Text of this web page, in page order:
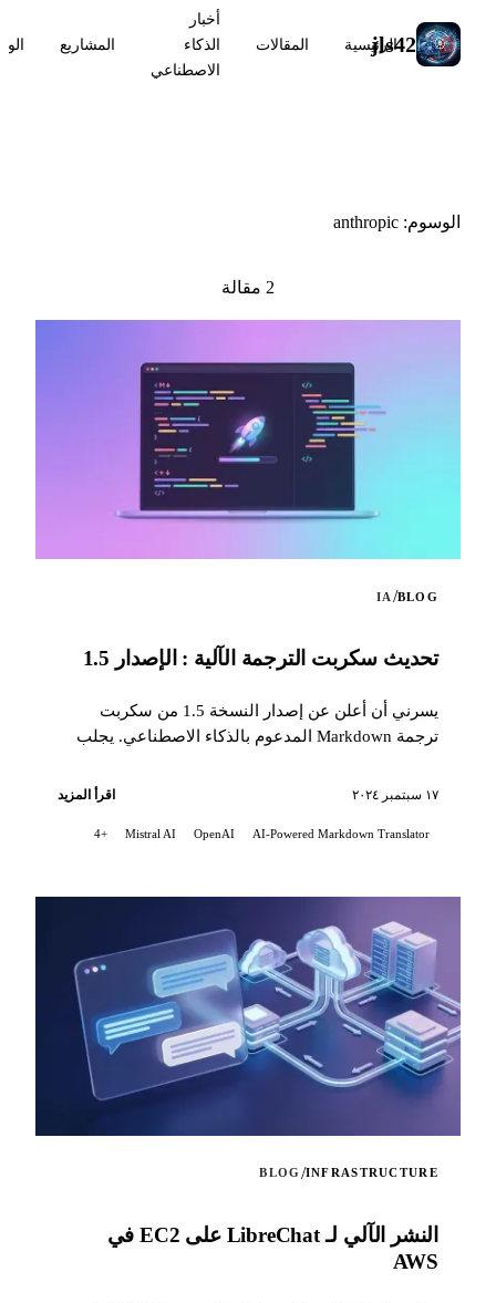
jls42
الرئيسية المقالات
أخبار
الذكاء
الاصطناعي
المشاريع
الوسوم: anthropic
2 مقالة
BLOG
/
IA
تحديث سكربت الترجمة الآلية : الإصدار 1.5
يسرني أن أعلن عن إصدار النسخة 1.5 من سكربت
ترجمة Markdown المدعوم بالذكاء الاصطناعي. يجلب
١٧ سبتمبر ٢٠٢٤ اقرأ المزيد
AI-Powered Markdown Translator
OpenAI
Mistral AI
+4
INFRASTRUCTURE
/
BLOG
النشر الآلي لـ LibreChat على EC2 في
AWS